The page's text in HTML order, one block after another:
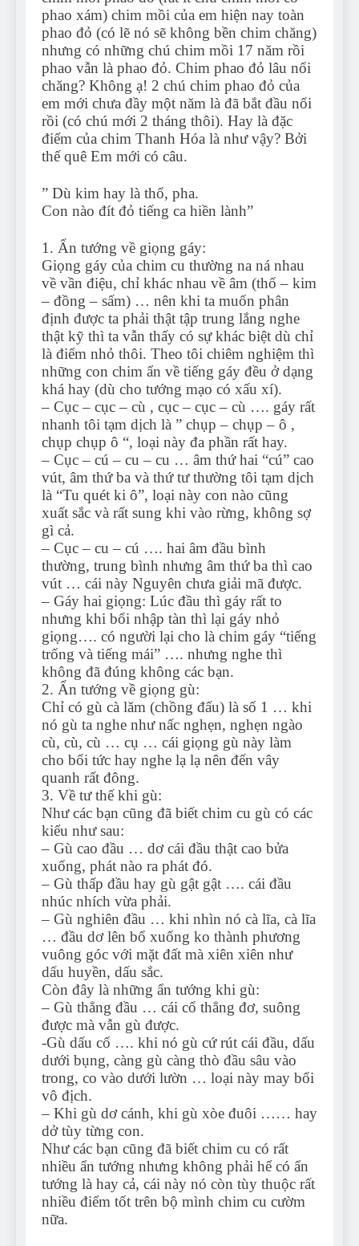
phao xám) chim mồi của em hiện nay toàn
phao đỏ (có lẽ nó sẽ không bền chim chăng)
nhưng có những chú chim mồi 17 năm rồi
phao vẫn là phao đỏ. Chim phao đỏ lâu nổi
chăng? Không ạ! 2 chú chim phao đỏ của
em mới chưa đầy một năm là đã bắt đầu nổi
rồi (có chú mới 2 tháng thôi). Hay là đặc
điểm của chim Thanh Hóa là như vậy? Bởi
thế quê Em mới có câu.
” Dù kim hay là thổ, pha.
Con nào đít đỏ tiếng ca hiền lành”
1. Ẩn tướng về giọng gáy:
Giọng gáy của chim cu thường na ná nhau
về vần điệu, chỉ khác nhau về âm (thổ – kim
– đồng – sấm) … nên khi ta muốn phân
định được ta phải thật tập trung lắng nghe
thật kỹ thì ta vẫn thấy có sự khác biệt dù chỉ
là điểm nhỏ thôi. Theo tôi chiêm nghiệm thì
những con chim ẩn về tiếng gáy đều ở dạng
khá hay (dù cho tướng mạo có xấu xí).
– Cục – cục – cù , cục – cục – cù …. gáy rất
nhanh tôi tạm dịch là ” chụp – chụp – ô ,
chụp chụp ô “, loại này đa phần rất hay.
– Cục – cú – cu – cu … âm thứ hai “cú” cao
vút, âm thứ ba và thứ tư thường tôi tạm dịch
là “Tu quét ki ô”, loại này con nào cũng
xuất sắc và rất sung khi vào rừng, không sợ
gì cả.
– Cục – cu – cú …. hai âm đầu bình
thường, trung bình nhưng âm thứ ba thì cao
vút … cái này Nguyên chưa giải mã được.
– Gáy hai giọng: Lúc đầu thì gáy rất to
nhưng khi bổi nhập tàn thì lại gáy nhỏ
giọng…. có người lại cho là chim gáy “tiếng
trống và tiếng mái” …. nhưng nghe thì
không đã đúng không các bạn.
2. Ẩn tướng về giọng gù:
Chỉ có gù cà lăm (chồng đấu) là số 1 … khi
nó gù ta nghe như nấc nghẹn, nghẹn ngào
cù, cù, cù … cụ … cái giọng gù này làm
cho bổi tức hay nghe lạ lạ nên đến vây
quanh rất đông.
3. Về tư thế khi gù:
Như các bạn cũng đã biết chim cu gù có các
kiểu như sau:
– Gù cao đầu … dơ cái đầu thật cao bửa
xuống, phát nào ra phát đó.
– Gù thấp đầu hay gù gật gật …. cái đầu
nhúc nhích vừa phải.
– Gù nghiên đầu … khi nhìn nó cà lĩa, cà lĩa
… đầu dơ lên bổ xuống ko thành phương
vuông góc với mặt đất mà xiên xiên như
dấu huyền, dấu sắc.
Còn đây là những ẩn tướng khi gù:
– Gù thẳng đầu … cái cổ thẳng đơ, suông
được mà vẫn gù được.
-Gù dấu cổ …. khi nó gù cứ rút cái đầu, dấu
dưới bụng, càng gù càng thò đầu sâu vào
trong, co vào dưới lườn … loại này may bổi
vô địch.
– Khi gù dơ cánh, khi gù xòe đuôi …… hay
dở tùy từng con.
Như các bạn cũng đã biết chim cu có rất
nhiều ẩn tướng nhưng không phải hể có ẩn
tướng là hay cả, cái này nó còn tùy thuộc rất
nhiều điểm tốt trên bộ mình chim cu cườm
nữa.